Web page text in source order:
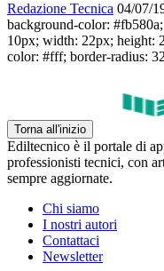
Redazione Tecnica 04/07/
background-color:
10px; width: 22px; height:
color: #fff; border-radius:
Torna all'inizio
Ediltecnico è il portale di
professionisti tecnici, con
sempre aggiornate.
Chi siamo
I nostri autori
Contattaci
Newsletter